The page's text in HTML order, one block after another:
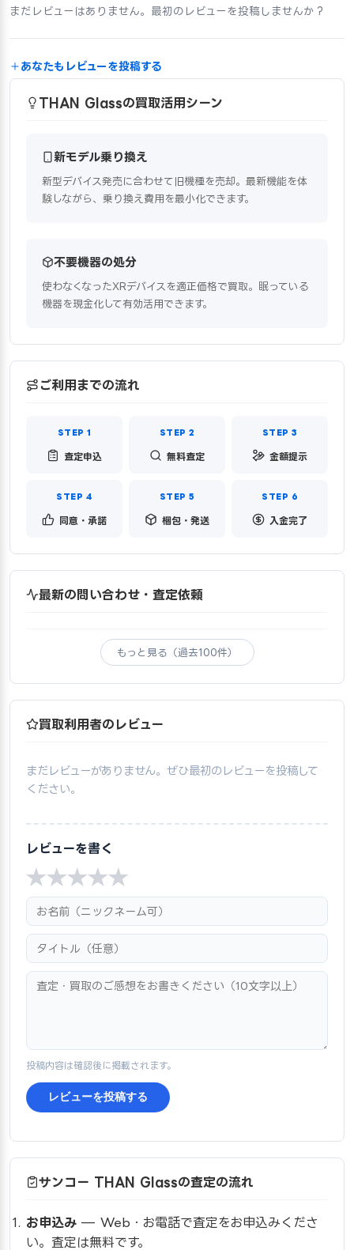
まだレビューはありません。最初のレビューを投稿しませんか？
あなたもレビューを投稿する
THAN Glassの買取活用シーン
新モデル乗り換え
新型デバイス発売に合わせて旧機種を売却。最新機能を体
験しながら、乗り換え費用を最小化できます。
不要機器の処分
使わなくなったXRデバイスを適正価格で買取。眠っている
機器を現金化して有効活用できます。
ご利用までの流れ
査定申込 無料査定 金額提示
同意・承諾 梱包・発送 入金完了
最新の問い合わせ・査定依頼
もっと見る（過去100件）
買取利用者のレビュー
まだレビューがありません。ぜひ最初のレビューを投稿して
ください。
レビューを書く
★
★
★
★
★
投稿内容は確認後に掲載されます。
レビューを投稿する
サンコー THAN Glassの査定の流れ
お申込み — Web・お電話で査定をお申込みくださ
い。査定は無料です。